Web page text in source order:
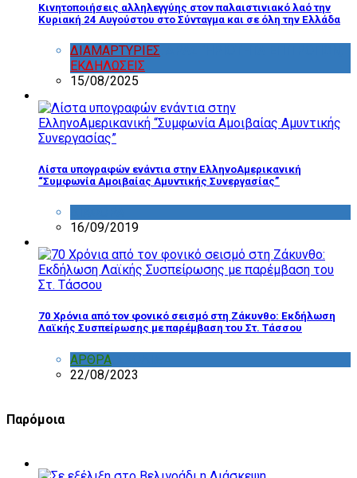
Κινητοποιήσεις αλληλεγγύης στον παλαιστινιακό λαό την
Κυριακή 24 Αυγούστου στο Σύνταγμα και σε όλη την Ελλάδα
ΔΙΑΜΑΡΤΥΡΙΕΣ
ΕΚΔΗΛΩΣΕΙΣ
15/08/2025
Λίστα υπογραφών ενάντια στην ΕλληνοΑμερικανική
“Συμφωνία Αμοιβαίας Αμυντικής Συνεργασίας”
16/09/2019
70 Χρόνια από τον φονικό σεισμό στη Ζάκυνθο: Εκδήλωση
Λαϊκής Συσπείρωσης με παρέμβαση του Στ. Τάσσου
ΑΡΘΡΑ
22/08/2023
Παρόμοια